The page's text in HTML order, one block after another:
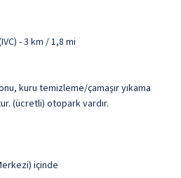
- 3 km / 1,8 mi
kuru temizleme/çamaşır yıkama
(ücretli) otopark vardır.
içinde